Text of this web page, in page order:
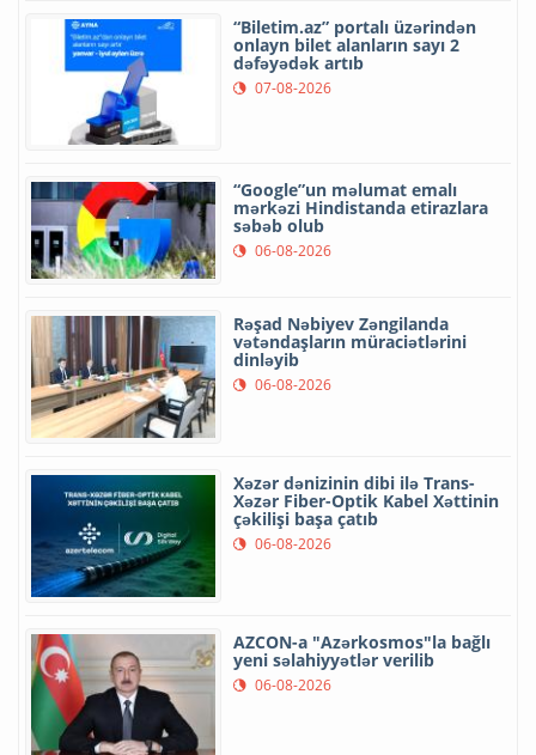
“Biletim.az” portalı üzərindən
onlayn bilet alanların sayı 2
dəfəyədək artıb
07-08-2026
“Google”un məlumat emalı
mərkəzi Hindistanda etirazlara
səbəb olub
06-08-2026
Rəşad Nəbiyev Zəngilanda
vətəndaşların müraciətlərini
dinləyib
06-08-2026
Xəzər dənizinin dibi ilə Trans-
Xəzər Fiber-Optik Kabel Xəttinin
çəkilişi başa çatıb
06-08-2026
AZCON-a "Azərkosmos"la bağlı
yeni səlahiyyətlər verilib
06-08-2026